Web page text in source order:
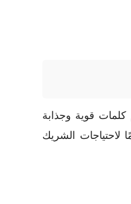
قوية وجذابة
الشريك